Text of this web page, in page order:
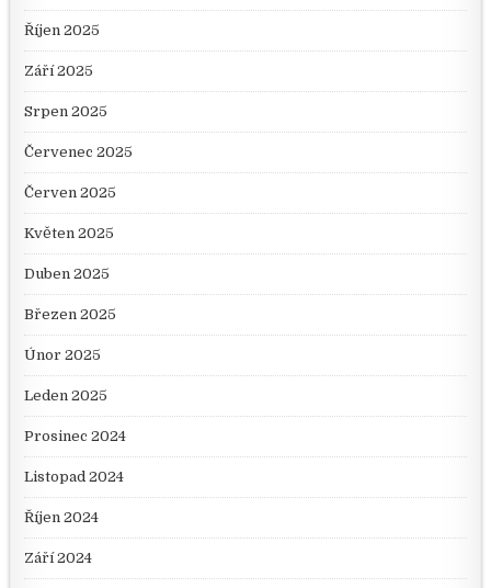
Říjen 2025
Září 2025
Srpen 2025
Červenec 2025
Červen 2025
Květen 2025
Duben 2025
Březen 2025
Únor 2025
Leden 2025
Prosinec 2024
Listopad 2024
Říjen 2024
Září 2024